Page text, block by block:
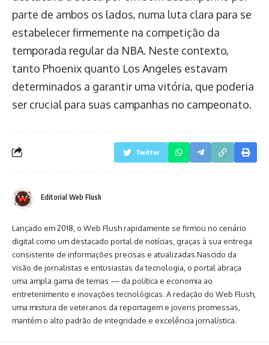
parte de ambos os lados, numa luta clara para se
estabelecer firmemente na competição da
temporada regular da NBA. Neste contexto,
tanto Phoenix quanto Los Angeles estavam
determinados a garantir uma vitória, que poderia
ser crucial para suas campanhas no campeonato.
Twitter
Editorial Web Flush
Lançado em 2018, o Web Flush rapidamente se firmou no cenário
digital como um destacado portal de notícias, graças à sua entrega
consistente de informações precisas e atualizadas.Nascido da
visão de jornalistas e entusiastas da tecnologia, o portal abraça
uma ampla gama de temas — da política e economia ao
entretenimento e inovações tecnológicas. A redação do Web Flush,
uma mistura de veteranos da reportagem e jovens promessas,
mantém o alto padrão de integridade e excelência jornalística.